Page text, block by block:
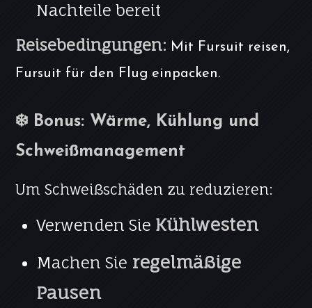
Nachteile bereit
Reisebedingungen: Mit Fursuit reisen,
Fursuit für den Flug einpacken.
❄️ Bonus: Wärme, Kühlung und
Schweißmanagement
Um Schweißschäden zu reduzieren:
Verwenden Sie Kühlwesten
Machen Sie regelmäßige
Pausen